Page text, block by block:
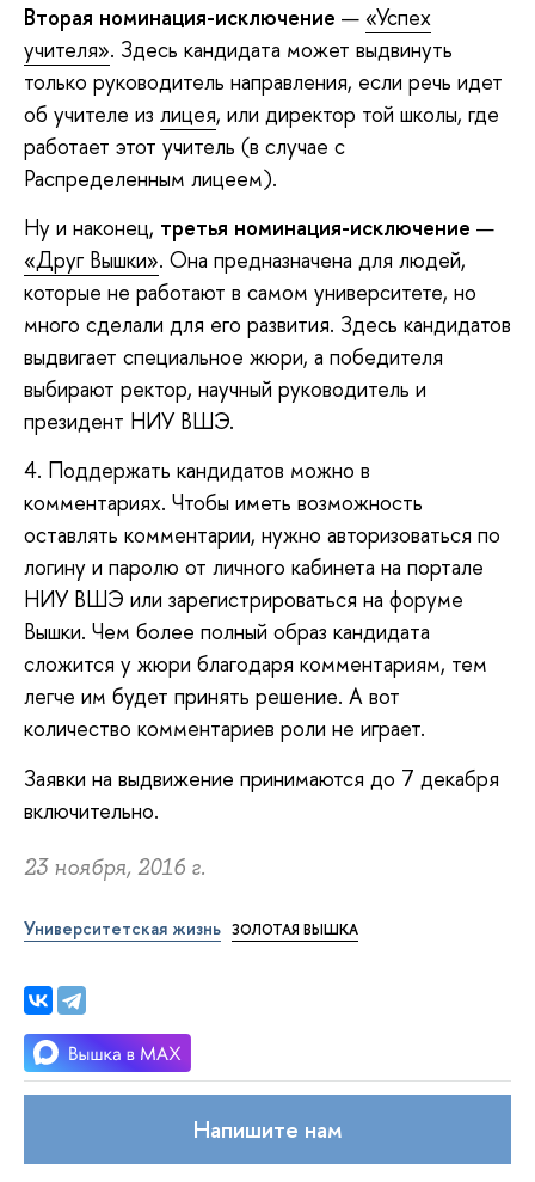
Вторая номинация-исключение — «Успех
учителя». Здесь кандидата может выдвинуть
только руководитель направления, если речь идет
об учителе из лицея, или директор той школы, где
работает этот учитель (в случае с
Распределенным лицеем).
Ну и наконец, третья номинация-исключение —
«Друг Вышки». Она предназначена для людей,
которые не работают в самом университете, но
много сделали для его развития. Здесь кандидатов
выдвигает специальное жюри, а победителя
выбирают ректор, научный руководитель и
президент НИУ ВШЭ.
4. Поддержать кандидатов можно в
комментариях. Чтобы иметь возможность
оставлять комментарии, нужно авторизоваться по
логину и паролю от личного кабинета на портале
НИУ ВШЭ или зарегистрироваться на форуме
Вышки. Чем более полный образ кандидата
сложится у жюри благодаря комментариям, тем
легче им будет принять решение. А вот
количество комментариев роли не играет.
Заявки на выдвижение принимаются до 7 декабря
включительно.
23 ноября, 2016 г.
Университетская жизнь ЗОЛОТАЯ ВЫШКА
Напишите нам